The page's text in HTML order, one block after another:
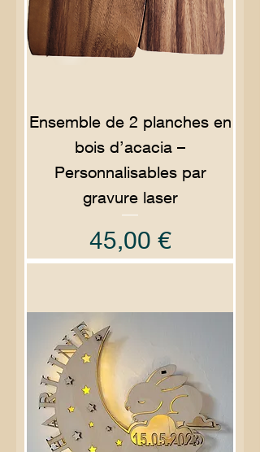
Ensemble de 2 planches en
bois d’acacia –
Personnalisables par
gravure laser
Prix
45,00 €